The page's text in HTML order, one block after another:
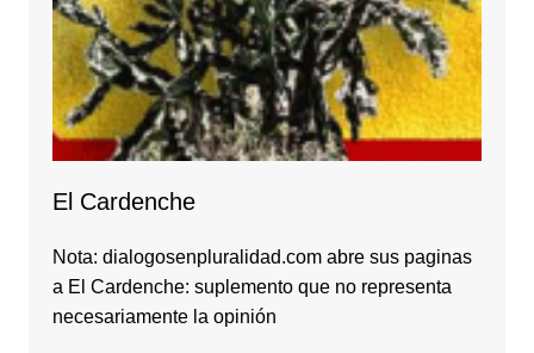
El Cardenche
Nota: dialogosenpluralidad.com abre sus paginas
a El Cardenche: suplemento que no representa
necesariamente la opinión